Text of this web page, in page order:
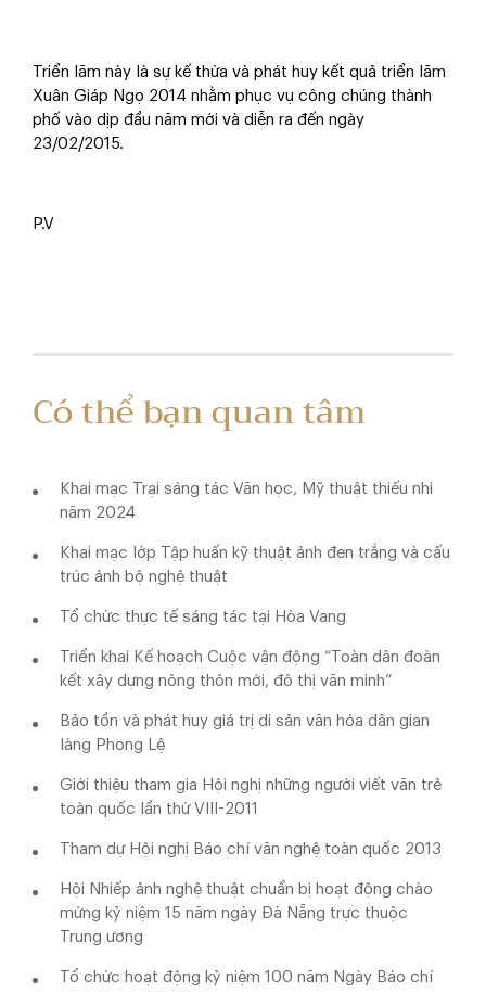
Triển lãm này là sự kế thừa và phát huy kết quả triển lãm
Xuân Giáp Ngọ 2014 nhằm phục vụ công chúng thành
phố vào dịp đầu năm mới và diễn ra đến ngày
23/02/2015.
P.V
Có thể bạn quan tâm
Khai mạc Trại sáng tác Văn học, Mỹ thuật thiếu nhi
năm 2024
Khai mạc lớp Tập huấn kỹ thuật ảnh đen trắng và cấu
trúc ảnh bộ nghệ thuật
Tổ chức thực tế sáng tác tại Hòa Vang
Triển khai Kế hoạch Cuộc vận động “Toàn dân đoàn
kết xây dựng nông thôn mới, đô thị văn minh”
Bảo tồn và phát huy giá trị di sản văn hóa dân gian
làng Phong Lệ
Giới thiệu tham gia Hội nghị những người viết văn trẻ
toàn quốc lần thứ VIII-2011
Tham dự Hội nghị Báo chí văn nghệ toàn quốc 2013
Hội Nhiếp ảnh nghệ thuật chuẩn bị hoạt động chào
mừng kỷ niệm 15 năm ngày Đà Nẵng trực thuộc
Trung ương
Tổ chức hoạt động kỷ niệm 100 năm Ngày Báo chí